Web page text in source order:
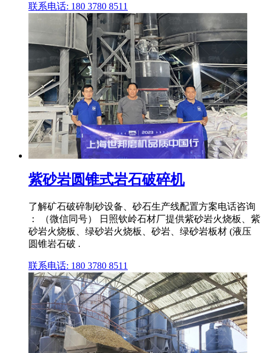
联系电话: 180 3780 8511
紫砂岩圆锥式岩石破碎机
了解矿石破碎制砂设备、砂石生产线配置方案电话咨询
： （微信同号） 日照钦岭石材厂提供紫砂岩火烧板、紫
砂岩火烧板、绿砂岩火烧板、砂岩、绿砂岩板材 (液压
圆锥岩石破 .
联系电话: 180 3780 8511